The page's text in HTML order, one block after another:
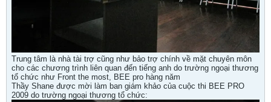
Trung tâm là nhà tài trợ cũng như bảo trợ chính về mặt chuyên môn
cho các chương trình liên quan đến tiếng anh do trường ngoại thương
tổ chức như Front the most, BEE pro hàng năm
Thầy Shane được mời làm ban giám khảo của cuộc thi BEE PRO
2009 do trường ngoại thương tổ chức: